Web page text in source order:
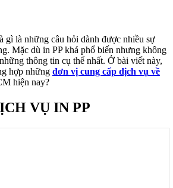
gì là những câu hỏi dành được nhiều sự
Mặc dù in PP khá phổ biến nhưng không
thông tin cụ thể nhất. Ở bài viết này,
hợp những đơn vị cung cấp dịch vụ về
hiện nay?
VỤ IN PP